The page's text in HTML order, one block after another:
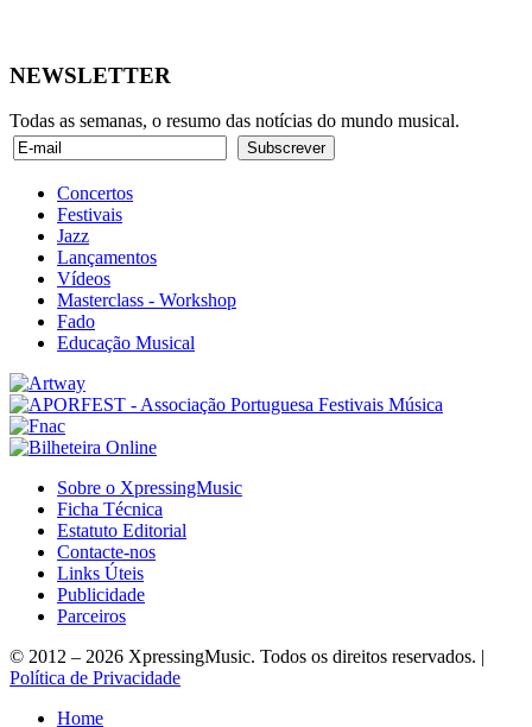
NEWSLETTER
Todas as semanas, o resumo das notícias do mundo musical.
Concertos
Festivais
Jazz
Lançamentos
Vídeos
Masterclass - Workshop
Fado
Educação Musical
Sobre o XpressingMusic
Ficha Técnica
Estatuto Editorial
Contacte-nos
Links Úteis
Publicidade
Parceiros
© 2012 – 2026 XpressingMusic. Todos os direitos reservados. |
Política de Privacidade
Home